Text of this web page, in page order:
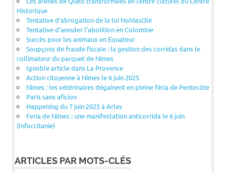
Historique
Tentative d’abrogation de la loi NoMasOlé
Tentative d’annuler l’abolition en Colombie
Succès pour les animaux en Equateur
Soupçons de fraude fiscale : la gestion des corridas dans le
collimateur du parquet de Nîmes
Ignoble article dans La Provence
Action citoyenne à Nîmes le 6 juin 2025
Nîmes : les vétérinaires dégainent en pleine féria de Pentecôte
Paris sans aficion
Happening du 7 juin 2025 à Arles
Feria de Nîmes : une manifestation anticorrida le 6 juin
(Infoccitanie)
ARTICLES PAR MOTS-CLÉS